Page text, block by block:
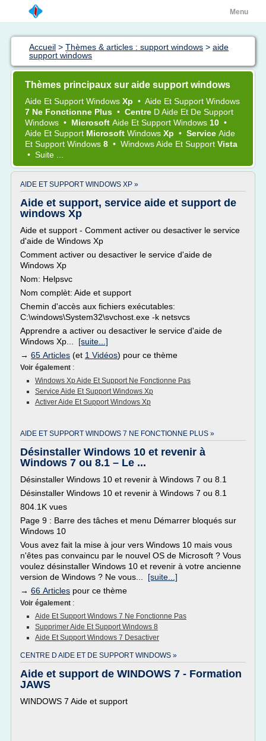
Menu
Accueil > Thèmes & articles : support windows > aide
support windows
Thèmes principaux sur aide support windows
Aide Et Support Windows Xp • Aide Et Support Windows
7 Ne Fonctionne Plus • Centre DAide Et De Support
Windows • Microsoft Aide Et Support Windows 10 •
Aide Et Support Microsoft Windows Xp • Service Aide
Et Support Windows 8 • Windows Aide Et Support Vista
• Suite ...
AIDE ET SUPPORT WINDOWS XP »
Aide et support, service aide et support de
windows Xp
Aide et support - Comment activer ou desactiver le service
d'aide de Windows Xp
Comment activer ou desactiver le service d'aide de
Windows Xp
Nom: Helpsvc
Nom complèt: Aide et support
Chemin d'accès aux fichiers exécutables:
C:\windows\System32\svchost.exe -k netsvcs
Apprendre a activer ou desactiver le service d'aide de
Windows Xp... [suite...]
→ 65 Articles (et 1 Vidéos) pour ce thème
Voir également :
Windows Xp Aide Et Support Ne Fonctionne Pas
Service Aide Et Support Windows Xp
Activer Aide Et Support Windows Xp
AIDE ET SUPPORT WINDOWS 7 NE FONCTIONNE PLUS »
Désinstaller Windows 10 et revenir à
Windows 7 ou 8.1 – Le ...
Désinstaller Windows 10 et revenir à Windows 7 ou 8.1
Désinstaller Windows 10 et revenir à Windows 7 ou 8.1
804.1K vues
Page 9 : Barre des tâches et menu Démarrer bloqués sur
Windows 10
Vous avez fait la mise à jour vers Windows 10 mais vous
n'êtes pas convaincu par le nouvel OS de Microsoft ? Vous
voulez désinstaller Windows 10 et revenir à votre ancienne
version de Windows ? Ne vous... [suite...]
→ 66 Articles pour ce thème
Voir également :
Aide Et Support Windows 7 Ne Fonctionne Pas
Supprimer Aide Et Support Windows 8
Aide Et Support Windows 7 Desactiver
CENTRE D AIDE ET DE SUPPORT WINDOWS »
Aide et support de WINDOWS 7 - Formation
JAWS
WINDOWS 7 Aide et support